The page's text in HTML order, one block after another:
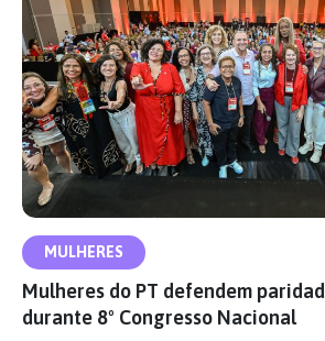
MULHERES
Mulheres do PT defendem
durante 8º Congresso Nacional